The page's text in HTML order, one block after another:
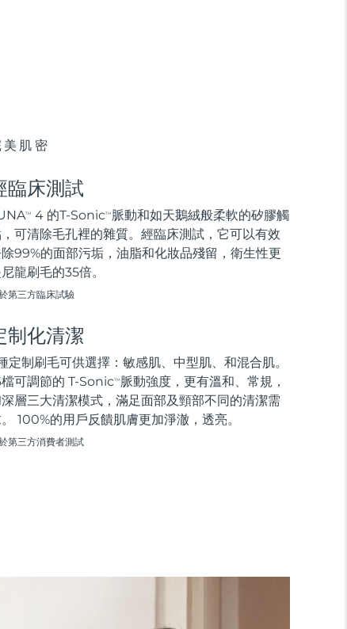
美肌密
臨床測試
TM 4 的T-SonicTM 脈動和如天鵝絨般柔軟的矽膠觸
可清除毛孔裡的雜質。經臨床測試，它可以有效
99%的面部污垢，油脂和化妝品殘留，衛生性更
龍刷毛的35倍。
第三方臨床試驗
制化清潔
定制刷毛可供選擇：敏感肌、中型肌、和混合肌。
檔可調節的 T-SonicTM 脈動強度，更有溫和、常規，
層三大清潔模式，滿足面部及頸部不同的清潔需
100%的用戶反饋肌膚更加淨澈，透亮。
第三方消費者測試